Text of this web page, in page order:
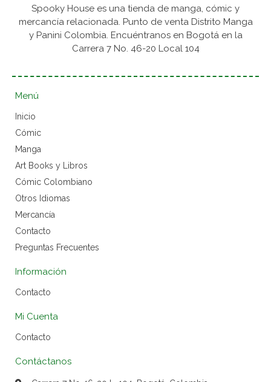
Spooky House es una tienda de manga, cómic y
mercancía relacionada. Punto de venta Distrito Manga
y Panini Colombia. Encuéntranos en Bogotá en la
Carrera 7 No. 46-20 Local 104
Menú
Inicio
Cómic
Manga
Art Books y Libros
Cómic Colombiano
Otros Idiomas
Mercancía
Contacto
Preguntas Frecuentes
Información
Contacto
Mi Cuenta
Contacto
Contáctanos